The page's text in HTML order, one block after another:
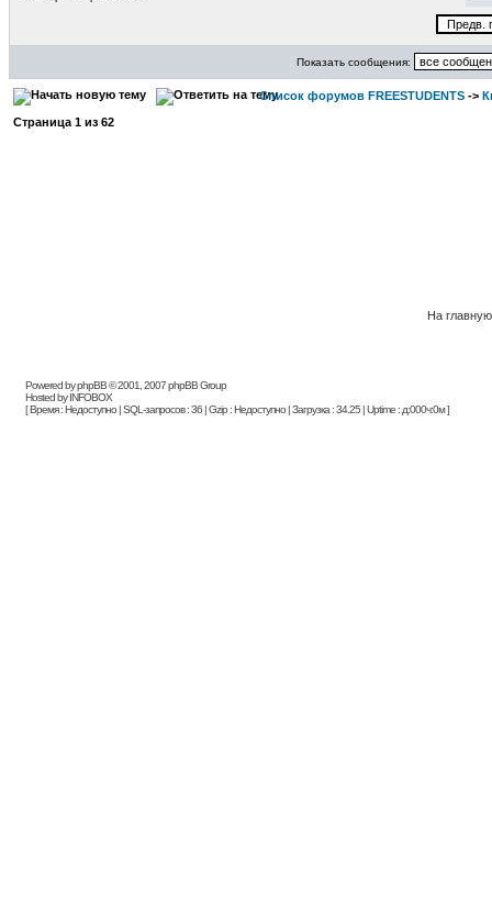
Показать сообщения:
Список форумов FREESTUDENTS ->
Страница 1 из 62
На
Powered by phpBB © 2001, 2007 phpBB Group
Hosted by INFOBOX
[ Время : Недоступно | SQL-запросов : 36 | Gzip : Недоступно | Загрузка : 34.25 | Uptime : д:000ч:0м ]